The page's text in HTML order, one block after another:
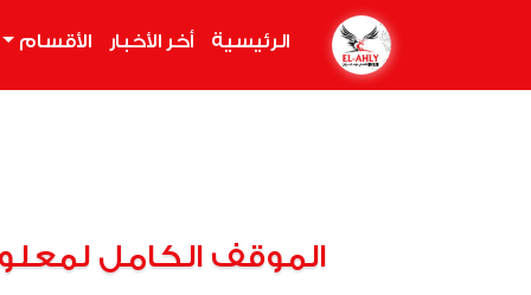
الرئيسية أخر الأخبار الأقسام
الموقف الكامل